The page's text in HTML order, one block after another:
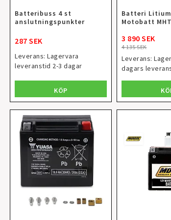
Batteribuss 4 st
anslutningspunkter
287 SEK
Leverans: Lagervara
leveranstid 2-3 dagar
KÖP
Batteri
Motobatt
4 135 SEK
3 890 SEK
Leverans:
dagars